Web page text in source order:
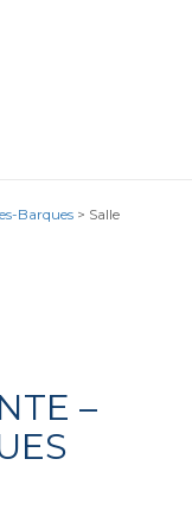
Barques > Salle
–